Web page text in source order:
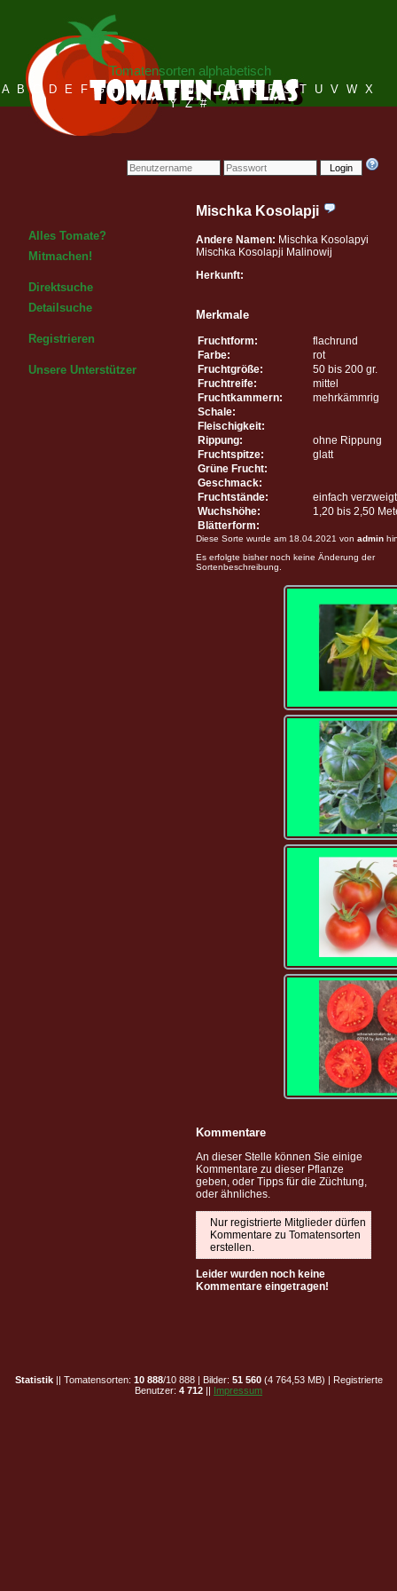
Login
Tomatensorten alphabetisch
A B C D E F G H I J K L M N O P Q R S T U V W X
Y Z #
Alles Tomate?
Mitmachen!
Direktsuche
Detailsuche
Registrieren
Unsere Unterstützer
Mischka Kosolapji
Andere Namen: Mischka Kosolapyi
Mischka Kosolapji Malinowij
Herkunft:
Merkmale
Fruchtform:
flachrund
Farbe:
rot
Fruchtgröße:
50 bis 200 gr.
Fruchtreife:
mittel
Fruchtkammern:
mehrkämmrig
Schale:
Fleischigkeit:
Rippung:
ohne Rippung
Fruchtspitze:
glatt
Grüne Frucht:
Geschmack:
Fruchtstände:
einfach verzweigt
Wuchshöhe:
1,20 bis 2,50
Blätterform:
Diese Sorte wurde am 18.04.2021 von admin
Es erfolgte bisher noch keine Änderung der
Sortenbeschreibung.
Kommentare
An dieser Stelle können Sie einige
Kommentare zu dieser Pflanze
geben, oder Tipps für die Züchtung,
oder ähnliches.
Nur registrierte Mitglieder dürfen
Kommentare zu Tomatensorten
erstellen.
Leider wurden noch keine
Kommentare eingetragen!
Statistik|| Tomatensorten: 10 888/10 888 | Bilder: 51 560(4 764,53 MB) | Registrierte
Benutzer: 4 712 || Impressum